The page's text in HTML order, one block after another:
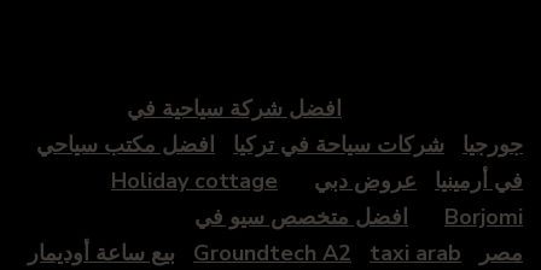
افضل شركة سياحية في
جورجيا
شركات سياحة في تركيا
افضل مكتب سياحي
في أرمينيا
عروض دبي
Holiday cottage
Borjomi
افضل متخصص سيو في
مصر
Groundtech A2 taxi arab
بيع ساعة أوديمار